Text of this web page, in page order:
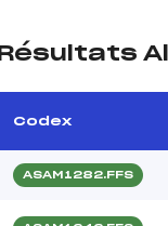
Résultats
Codex
ASAM1282.FFS